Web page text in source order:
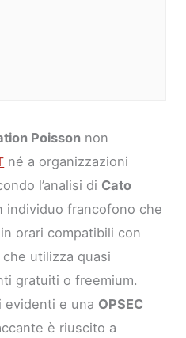
Poisson non
né a organizzazioni
l’analisi di Cato
individuo francofono che
orari compatibili con
utilizza quasi
gratuiti o freemium.
evidenti e una OPSEC
è riuscito a